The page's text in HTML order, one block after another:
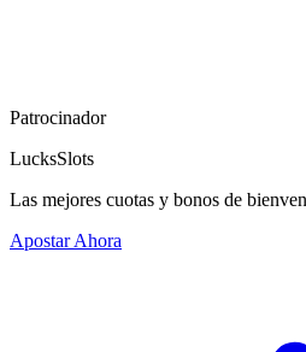
Patrocinador
LucksSlots
Las mejores cuotas y bonos de
Apostar Ahora